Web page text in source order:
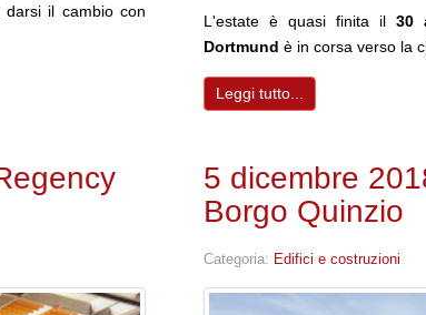
il cambio con
L'estate è quasi finita il 30
Dortmund è in corsa verso la
Leggi tutto...
5 dicembre
Borgo Quinzio
Categoria: Edifici e costruzioni